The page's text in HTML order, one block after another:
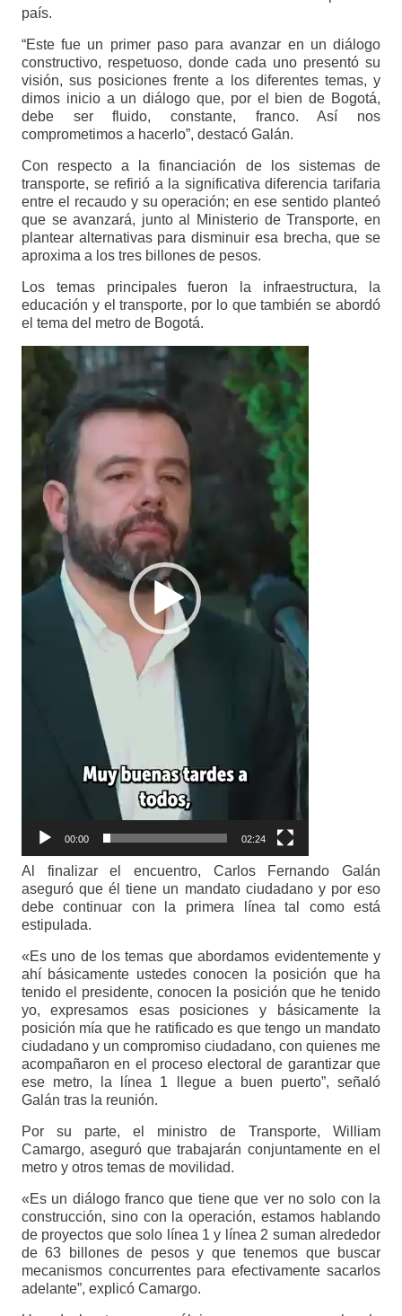
país.
“Este fue un primer paso para avanzar en un diálogo
constructivo, respetuoso, donde cada uno presentó su
visión, sus posiciones frente a los diferentes temas, y
dimos inicio a un diálogo que, por el bien de Bogotá,
debe ser fluido, constante, franco. Así nos
comprometimos a hacerlo”, destacó Galán.
Con respecto a la financiación de los sistemas de
transporte, se refirió a la significativa diferencia tarifaria
entre el recaudo y su operación; en ese sentido planteó
que se avanzará, junto al Ministerio de Transporte, en
plantear alternativas para disminuir esa brecha, que se
aproxima a los tres billones de pesos.
Los temas principales fueron la infraestructura, la
educación y el transporte, por lo que también se abordó
el tema del metro de Bogotá.
Reproductor
00:00 02:24
Al finalizar el encuentro, Carlos Fernando Galán
aseguró que él tiene un mandato ciudadano y por eso
debe continuar con la primera línea tal como está
estipulada.
«Es uno de los temas que abordamos evidentemente y
ahí básicamente ustedes conocen la posición que ha
tenido el presidente, conocen la posición que he tenido
yo, expresamos esas posiciones y básicamente la
posición mía que he ratificado es que tengo un mandato
ciudadano y un compromiso ciudadano, con quienes me
acompañaron en el proceso electoral de garantizar que
ese metro, la línea 1 llegue a buen puerto”, señaló
Galán tras la reunión.
Por su parte, el ministro de Transporte, William
Camargo, aseguró que trabajarán conjuntamente en el
metro y otros temas de movilidad.
«Es un diálogo franco que tiene que ver no solo con la
construcción, sino con la operación, estamos hablando
de proyectos que solo línea 1 y línea 2 suman alrededor
de 63 billones de pesos y que tenemos que buscar
mecanismos concurrentes para efectivamente sacarlos
adelante”, explicó Camargo.